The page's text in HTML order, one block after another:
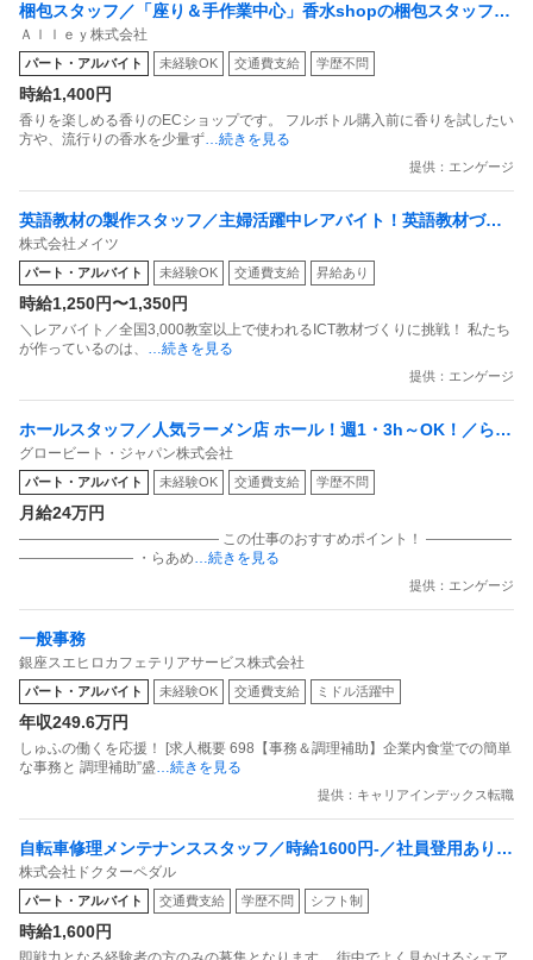
梱包スタッフ／「座り＆手作業中心」香水shopの梱包スタッフ
副業OK 週1日からOK 1日1時間からOK
Ａｌｌｅｙ株式会社
パート・アルバイト 未経験OK 交通費支給 学歴不問
時給1,400円
香りを楽しめる香りのECショップです。 フルボトル購入前に香りを試したい
方や、流行りの香水を少量ず…続きを見る
提供：エンゲージ
英語教材の製作スタッフ／主婦活躍中レアバイト！英語教材づく
り／時給1250円～／週2日・3h～OK！／高田馬場
株式会社メイツ
パート・アルバイト 未経験OK 交通費支給 昇給あり
時給1,250円〜1,350円
＼レアバイト／全国3,000教室以上で使われるICT教材づくりに挑戦！ 私たち
が作っているのは、 …続きを見る
提供：エンゲージ
ホールスタッフ／人気ラーメン店 ホール！週1・3h～OK！／らあ
めん花月嵐 デックス東京ビーチ店
グロービート・ジャパン株式会社
パート・アルバイト 未経験OK 交通費支給 学歴不問
月給24万円
―――――――――――――― この仕事のおすすめポイント！ ――――――
―――――――― ・らあめ…続きを見る
提供：エンゲージ
一般事務
銀座スエヒロカフェテリアサービス株式会社
パート・アルバイト 未経験OK 交通費支給 ミドル活躍中
年収249.6万円
しゅふの働くを応援！ [求人概要 698【事務＆調理補助】企業内食堂での簡単
な事務と 調理補助”盛…続きを見る
提供：キャリアインデックス転職
自転車修理メンテナンススタッフ／時給1600円-／社員登用あり／
接客なし
株式会社ドクターペダル
パート・アルバイト 交通費支給 学歴不問 シフト制
時給1,600円